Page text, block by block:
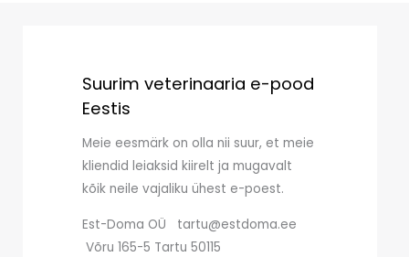
Suurim veterinaaria e-pood
Eestis
Meie eesmärk on olla nii suur, et meie
kliendid leiaksid kiirelt ja mugavalt
kõik neile vajaliku ühest e-poest.
Est-Doma OÜ tartu@estdoma.ee
Võru 165-5 Tartu 50115